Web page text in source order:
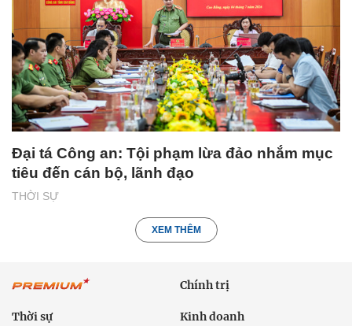
THỜI SỰ
Đại tá Công an: Tội phạm lừa đảo nhắm mục
tiêu đến cán bộ, lãnh đạo
XEM THÊM
Chính trị
Thời sự Kinh doanh